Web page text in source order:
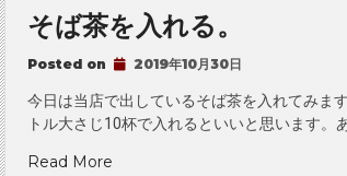
手
き
田
舎
ば。”
そば茶を入れる。
Posted on 2019年10月30日
今日は当店で出しているそば茶を入れてみま
トル大さじ10杯で入れるといいと思います。
Read More“そ